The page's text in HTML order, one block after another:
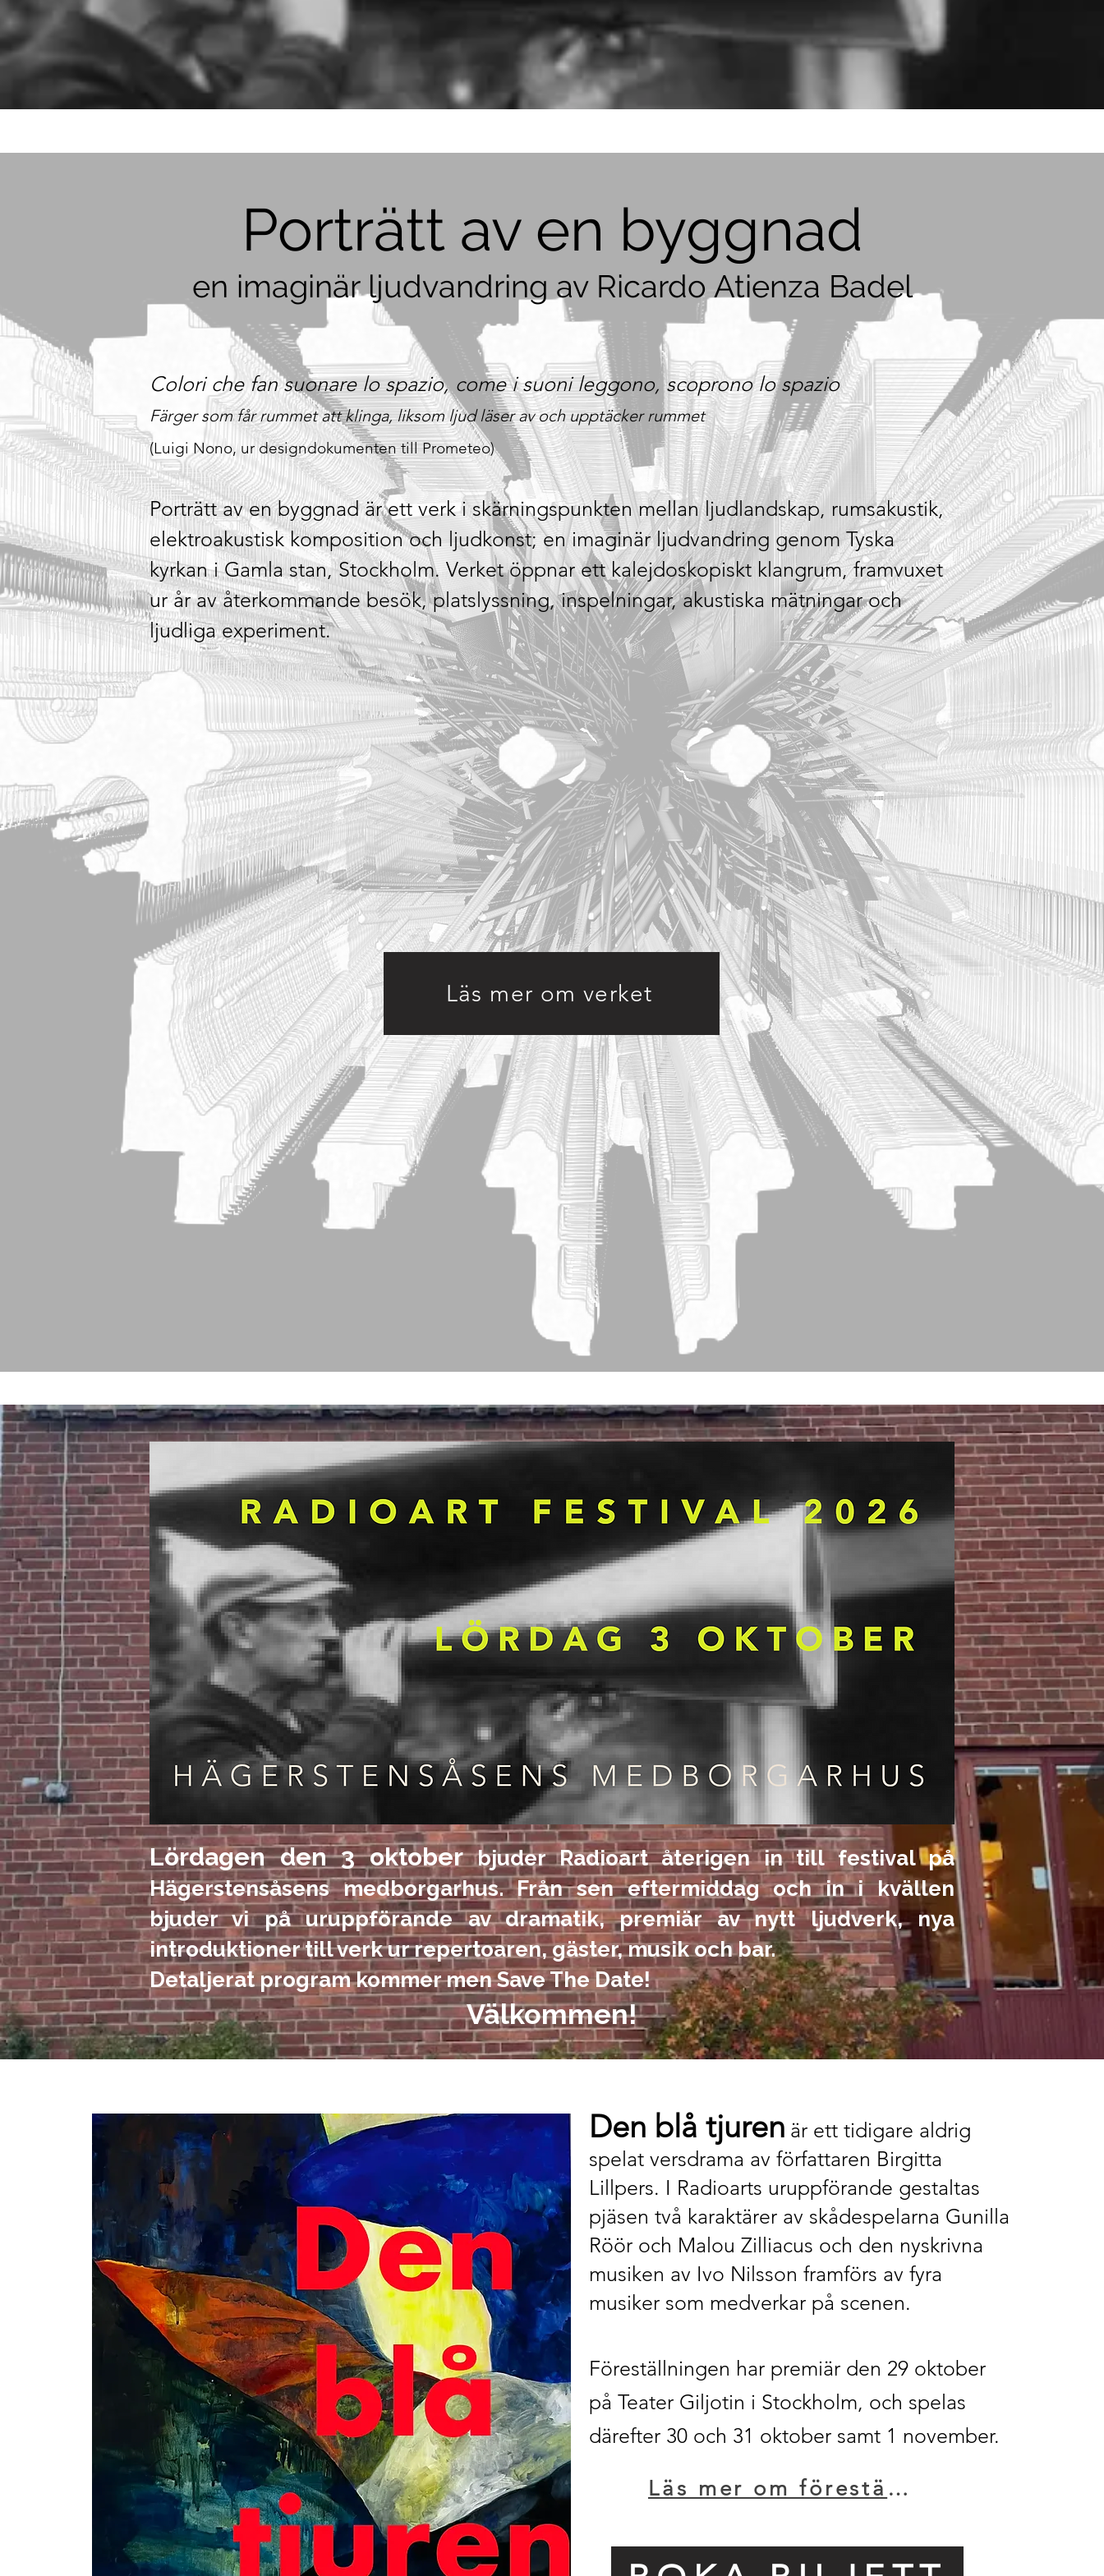
Porträtt av en byggnad
en imaginär ljudvandring av Ricardo Atienza Badel
Colori che fan suonare lo spazio, come i suoni leggono, scoprono lo spazio
Färger som får rummet att klinga, liksom ljud läser av och upptäcker rummet
(Luigi Nono, ur designdokumenten till Prometeo)
Porträtt av en byggnad är ett verk i skärningspunkten mellan ljudlandskap, rumsakustik,
elektroakustisk komposition och ljudkonst; en imaginär ljudvandring genom Tyska
kyrkan i Gamla stan, Stockholm. Verket öppnar ett kalejdoskopiskt klangrum, framvuxet
ur år av återkommande besök, platslyssning, inspelningar, akustiska mätningar och
ljudliga experiment.
Läs mer om verket
Lördagen den 3 oktober bjuder Radioart återigen in till festival på
Hägerstensåsens medborgarhus. Från sen eftermiddag och in i kvällen
bjuder vi på uruppförande av dramatik, premiär av nytt ljudverk, nya
introduktioner till verk ur repertoaren, gäster, musik och bar.
Detaljerat program kommer men Save The Date!
Välkommen!
Den blå tjuren är ett tidigare aldrig
spelat versdrama av författaren Birgitta
Lillpers. I Radioarts uruppförande gestaltas
pjäsen två karaktärer av skådespelarna Gunilla
Röör och Malou Zilliacus och den nyskrivna
musiken av Ivo Nilsson framförs av fyra
musiker som medverkar på scenen.
Föreställningen har premiär den 29 oktober
på Teater Giljotin i Stockholm, och spelas
därefter 30 och 31 oktober samt 1 november. ​​​​​​​
Läs mer om föreställningen